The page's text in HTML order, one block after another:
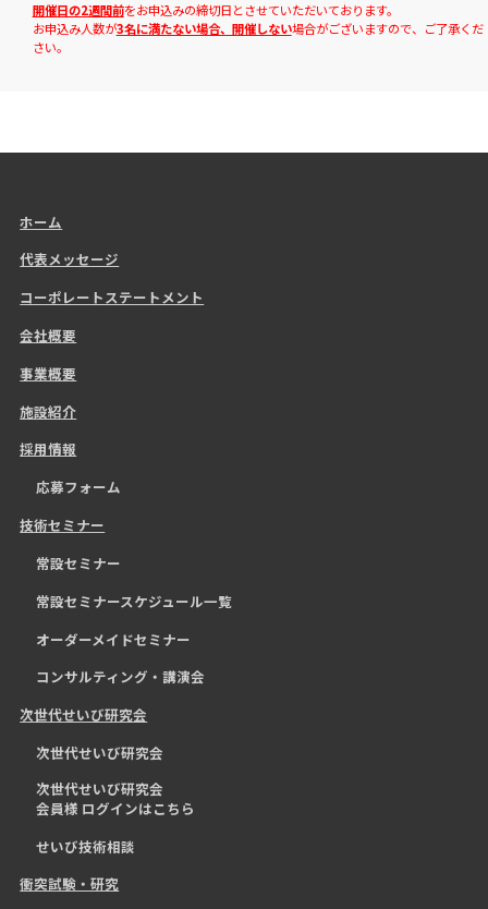
開催日の2週間前をお申込みの締切日とさせていただいております。
お申込み人数が3名に満たない場合、開催しない場合がございますので、ご了承くだ
さい。
ホーム
代表メッセージ
コーポレートステートメント
会社概要
事業概要
施設紹介
採用情報
応募フォーム
技術セミナー
常設セミナー
常設セミナースケジュール一覧
オーダーメイドセミナー
コンサルティング・講演会
次世代せいび研究会
次世代せいび研究会
次世代せいび研究会
会員様 ログインはこちら
せいび技術相談
衝突試験・研究